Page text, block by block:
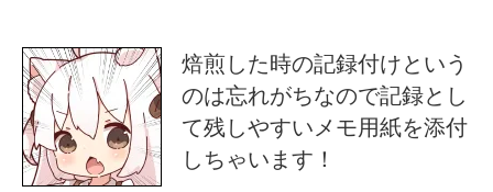
焙煎した時の記録付けという
のは忘れがちなので記録とし
て残しやすいメモ用紙を添付
しちゃいます！